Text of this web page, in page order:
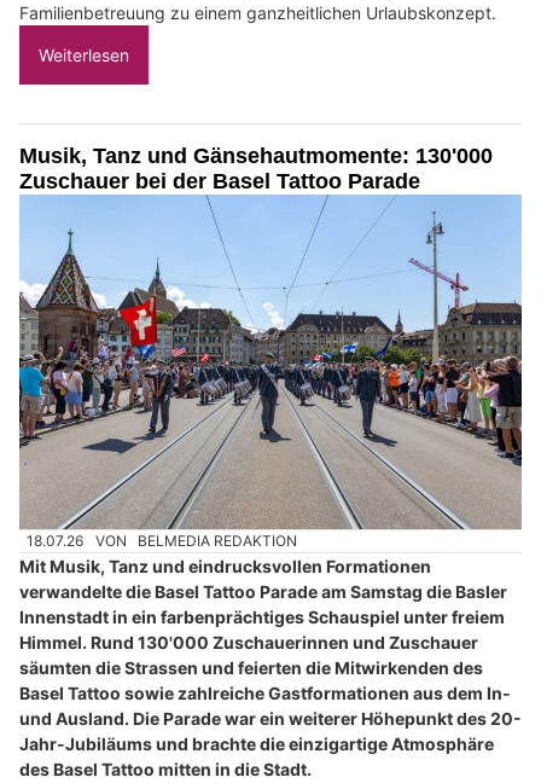
Familienbetreuung zu einem ganzheitlichen Urlaubskonzept.
Weiterlesen
Musik, Tanz und Gänsehautmomente: 130'000
Zuschauer bei der Basel Tattoo Parade
18.07.26 VON BELMEDIA REDAKTION
Mit Musik, Tanz und eindrucksvollen Formationen
verwandelte die Basel Tattoo Parade am Samstag die Basler
Innenstadt in ein farbenprächtiges Schauspiel unter freiem
Himmel. Rund 130'000 Zuschauerinnen und Zuschauer
säumten die Strassen und feierten die Mitwirkenden des
Basel Tattoo sowie zahlreiche Gastformationen aus dem In-
und Ausland. Die Parade war ein weiterer Höhepunkt des 20-
Jahr-Jubiläums und brachte die einzigartige Atmosphäre
des Basel Tattoo mitten in die Stadt.